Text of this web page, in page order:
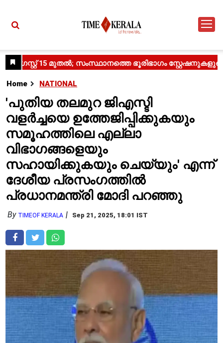
Home NATIONAL
'പുതിയ തലമുറ ജിഎസ്ടി
വളർച്ചയെ ഉത്തേജിപ്പിക്കുകയും
സമൂഹത്തിലെ എല്ലാ
വിഭാഗങ്ങളെയും
സഹായിക്കുകയും ചെയ്യും' എന്ന്
ദേശീയ പ്രസംഗത്തിൽ
പ്രധാനമന്ത്രി മോദി പറഞ്ഞു
By TIMEOF KERALA Sep 21, 2025, 18:01 IST